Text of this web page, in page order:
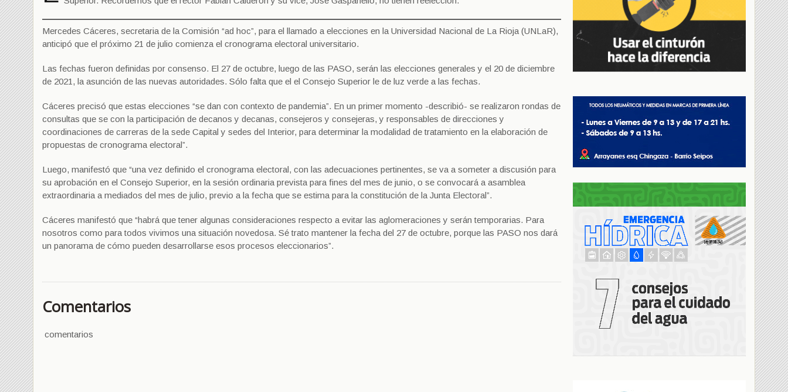
Mercedes Cáceres, secretaria de la Comisión “ad hoc”, para el llamado a elecciones en la Universidad Nacional de La Rioja (UNLaR),
anticipó que el próximo 21 de julio comienza el cronograma electoral universitario.
Las fechas fueron definidas por consenso. El 27 de octubre, luego de las PASO, serán las elecciones generales y el 20 de diciembre
de 2021, la asunción de las nuevas autoridades. Sólo falta que el el Consejo Superior le de luz verde a las fechas.
Cáceres precisó que estas elecciones “se dan con contexto de pandemia”. En un primer momento -describió- se realizaron rondas de
consultas que se con la participación de decanos y decanas, consejeros y consejeras, y responsables de direcciones y
coordinaciones de carreras de la sede Capital y sedes del Interior, para determinar la modalidad de tratamiento en la elaboración de
propuestas de cronograma electoral”.
Luego, manifestó que “una vez definido el cronograma electoral, con las adecuaciones pertinentes, se va a someter a discusión para
su aprobación en el Consejo Superior, en la sesión ordinaria prevista para fines del mes de junio, o se convocará a asamblea
extraordinaria a mediados del mes de julio, previo a la fecha que se estima para la constitución de la Junta Electoral”.
Cáceres manifestó que “habrá que tener algunas consideraciones respecto a evitar las aglomeraciones y serán temporarias. Para
nosotros como para todos vivimos una situación novedosa. Sé trato mantener la fecha del 27 de octubre, porque las PASO nos dará
un panorama de cómo pueden desarrollarse esos procesos eleccionarios”.
Comentarios
comentarios